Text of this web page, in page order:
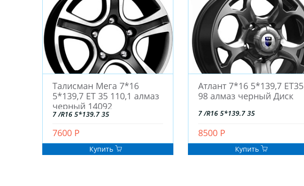
Талисман Мега 7*16
5*139,7 ЕТ 35 110,1 алмаз
черный 14092
7 /R16 5*139.7 35
7600 Р
Купить
Атлант 7*16 5*139,7 ЕТ35
98 алмаз черный Диск
7 /R16 5*139.7 35
8500 Р
Купить